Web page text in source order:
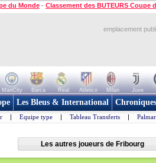
du Monde - Classement des BUTEURS Coupe
emplacement
ManCity Barca Real Atletico Milan Juve
Les Bleus & International Chroniques
| Equipe type | Tableau Transferts |
Les autres joueurs de Fribourg